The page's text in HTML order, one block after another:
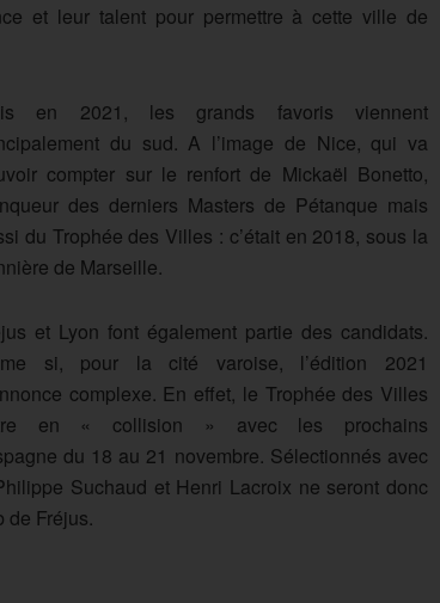
et leur talent pour permettre à cette ville de
en 2021, les grands favoris viennent
du sud. A l’image de Nice, qui va
compter sur le renfort de Mickaël Bonetto,
des derniers Masters de Pétanque mais
du Trophée des Villes : c’était en 2018, sous la
de Marseille.
et Lyon font également partie des candidats.
si, pour la cité varoise, l’édition 2021
complexe. En effet, le Trophée des Villes
en « collision » avec les prochains
du 18 au 21 novembre. Sélectionnés avec
Suchaud et Henri Lacroix ne seront donc
de Fréjus.